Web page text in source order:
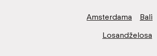
Amsterdama Bali
Losandželosa